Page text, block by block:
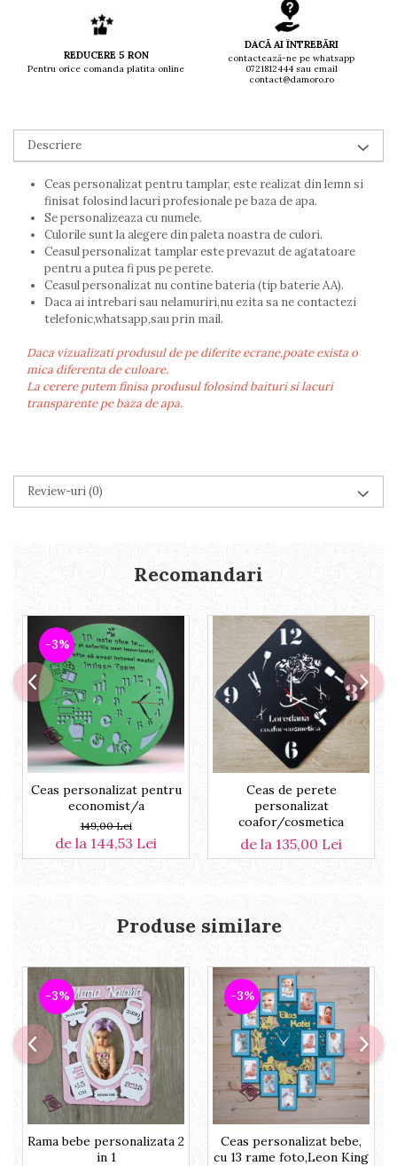
REDUCERE 5 RON
Pentru orice comanda platita online
DACĂ AI ÎNTREBĂRI
contactează-ne pe whatsapp
0721812444 sau email
contact@damoro.ro
Descriere
Ceas personalizat pentru tamplar, este realizat din lemn si
finisat folosind lacuri profesionale pe baza de apa.
Se personalizeaza cu numele.
Culorile sunt la alegere din paleta noastra de culori.
Ceasul personalizat tamplar este prevazut de agatatoare
pentru a putea fi pus pe perete.
Ceasul personalizat nu contine bateria (tip baterie AA).
Daca ai intrebari sau nelamuriri,nu ezita sa ne contactezi
telefonic,whatsapp,sau prin mail.
Daca vizualizati produsul de pe diferite ecrane,poate exista o
mica diferenta de culoare.
La cerere putem finisa produsul folosind baituri si lacuri
transparente pe baza de apa.
Review-uri(0)
Recomandari
-3%
Ceas personalizat pentru
economist/a
149,00 Lei
de la 144,53 Lei
Ceas de perete
personalizat
coafor/cosmetica
de la 135,00 Lei
Produse similare
-3%
Rama bebe personalizata 2
in 1
-3%
Ceas personalizat bebe,
cu 13 rame foto,Leon King